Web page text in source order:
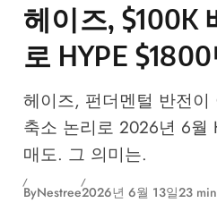
헤이즈, $100K
로 HYPE
헤이즈, 펀더멘털 반전
축소 논리로 2026년 6월
매도. 그 의미는.
ByNestree2026년 6월 13일23